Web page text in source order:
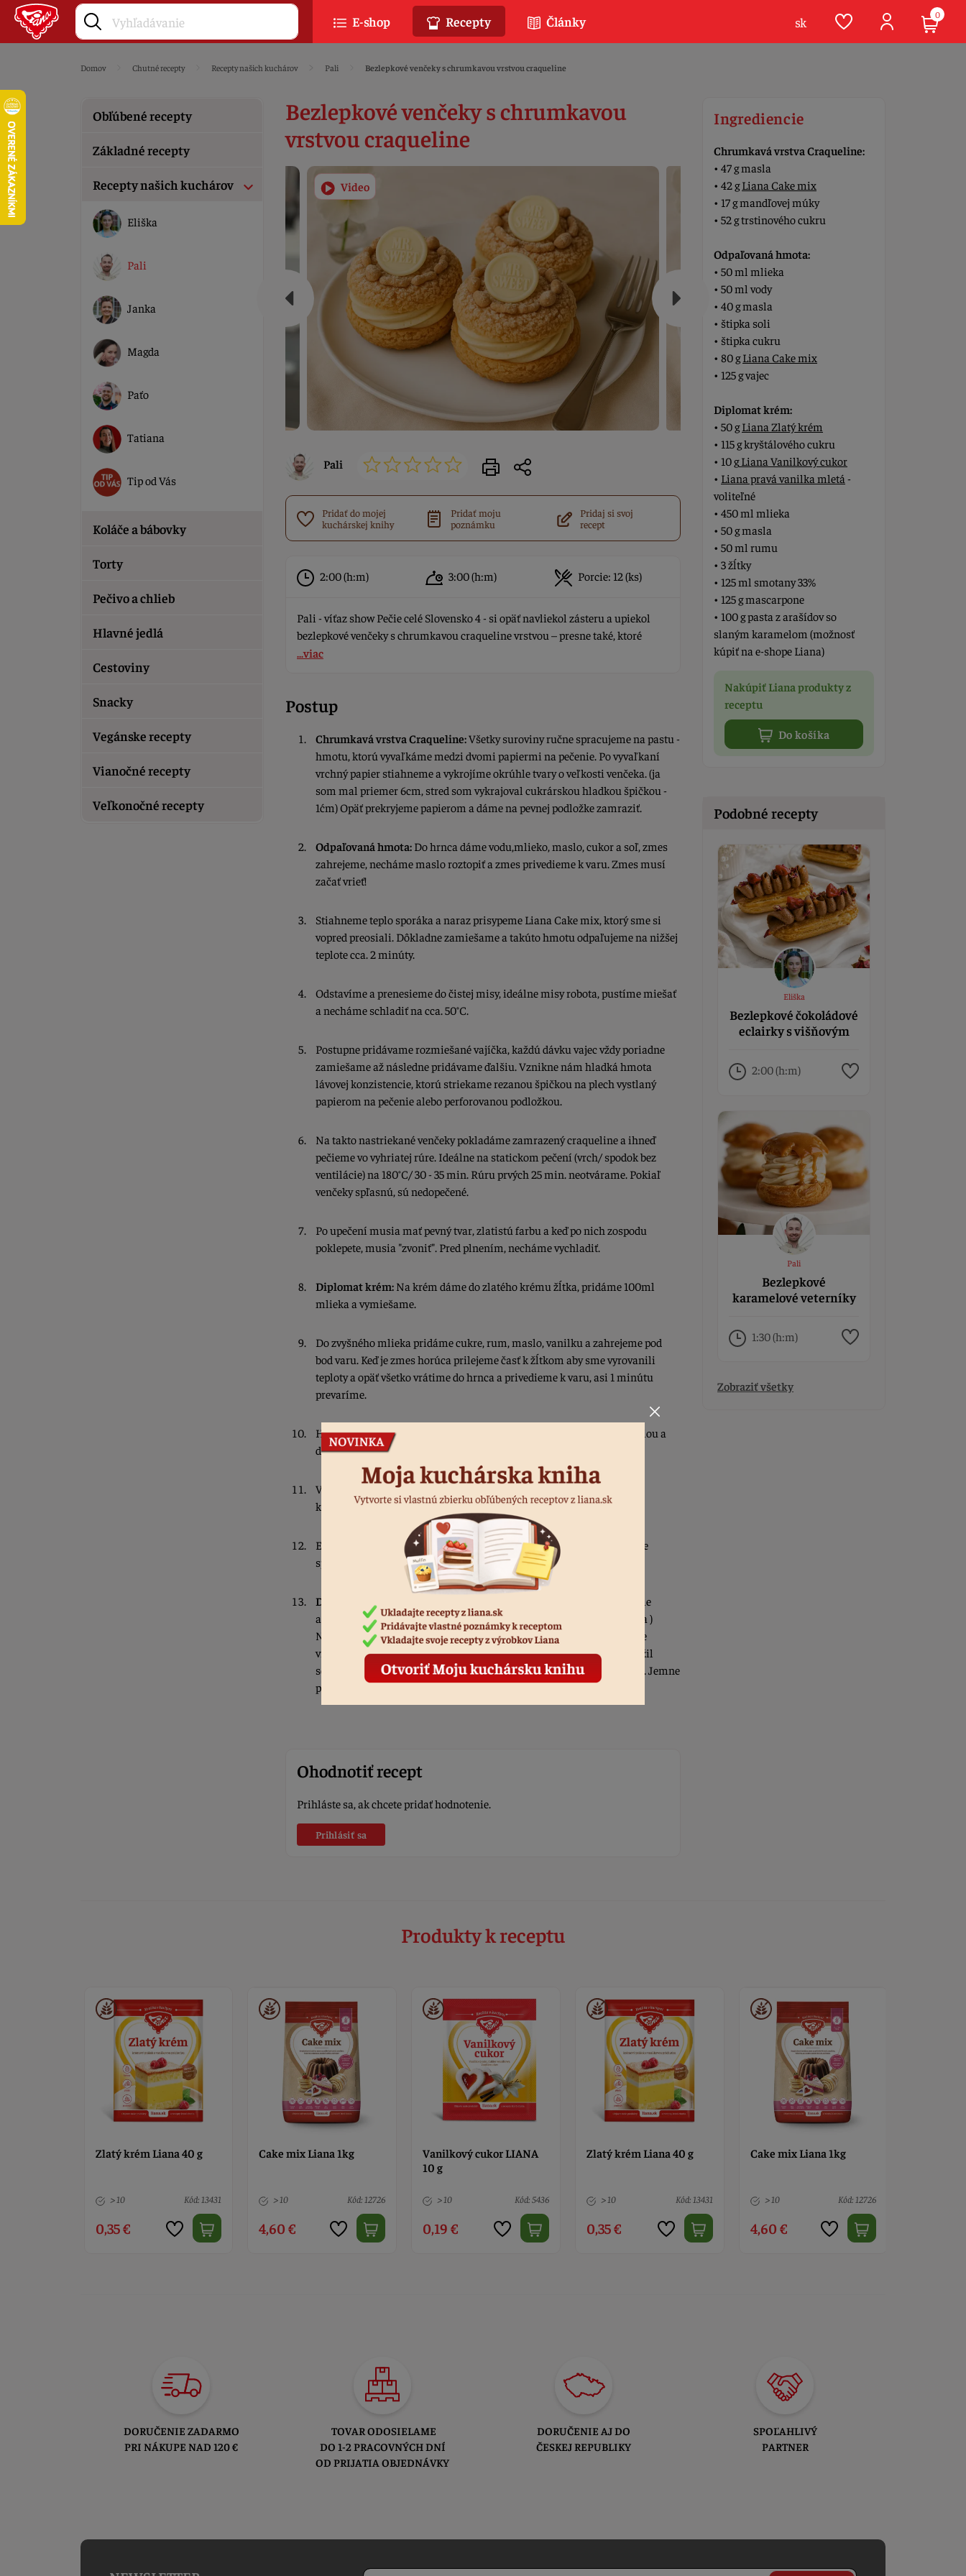
Domov Chutné recepty Recepty našich kuchárov Pali Bezlepkové venčeky s chrumkavou vrstvou craqueline
Obľúbené recepty
Základné recepty
Recepty našich kuchárov
Eliška
Pali
Janka
Magda
Paťo
Tatiana
Tip od Vás
Koláče a bábovky
Torty
Pečivo a chlieb
Hlavné jedlá
Cestoviny
Snacky
Vegánske recepty
Vianočné recepty
Veľkonočné recepty
Bezlepkové venčeky s chrumkavou
vrstvou craqueline
Video
Pali
Pridať do mojej
kuchárskej knihy
Pridať moju
poznámku
Pridaj si svoj
recept
2:00(h:m) 3:00(h:m) Porcie: 12 (ks)
Pali - víťaz show Pečie celé Slovensko 4 - si opäť navliekol zásteru a upiekol
bezlepkové venčeky s chrumkavou craqueline vrstvou – presne také, ktoré
...viac
Postup
Chrumkavá vrstva Craqueline:Všetky suroviny ručne spracujeme na pastu -
hmotu, ktorú vyvaľkáme medzi dvomi papiermi na pečenie. Po vyvaľkaní
vrchný papier stiahneme a vykrojíme okrúhle tvary o veľkosti venčeka. (ja
som mal priemer 6cm, stred som vykrajoval cukrárskou hladkou špičkou -
1ćm) Opäť prekryjeme papierom a dáme na pevnej podložke zamraziť.
Odpaľovaná hmota: Do hrnca dáme vodu,mlieko, maslo, cukor a soľ, zmes
zahrejeme, necháme maslo roztopiť a zmes privedieme k varu. Zmes musí
začať vrieť!
Stiahneme teplo sporáka a naraz prisypeme Liana Cake mix, ktorý sme si
vopred preosiali. Dôkladne zamiešame a takúto hmotu odpaľujeme na nižšej
teplote cca. 2 minúty.
Odstavíme a prenesieme do čistej misy, ideálne misy robota, pustíme miešať
a necháme schladiť na cca. 50°C.
Postupne pridávame rozmiešané vajíčka, každú dávku vajec vždy poriadne
zamiešame až následne pridávame ďalšiu. Vznikne nám hladká hmota
lávovej konzistencie, ktorú striekame rezanou špičkou na plech vystlaný
papierom na pečenie alebo perforovanou podložkou.
Na takto nastriekané venčeky pokladáme zamrazený craqueline a ihneď
pečieme vo vyhriatej rúre. Ideálne na statickom pečení (vrch/ spodok bez
ventilácie) na 180°C/ 30 - 35 min. Rúru prvých 25 min. neotvárame. Pokiaľ
venčeky spľasnú, sú nedopečené.
Po upečení musia mať pevný tvar, zlatistú farbu a keď po nich zospodu
poklepete, musia "zvoniť". Pred plnením, necháme vychladiť.
Diplomat krém: Na krém dáme do zlatého krému žĺtka, pridáme 100ml
mlieka a vymiešame.
Do zvyšného mlieka pridáme cukre, rum, maslo, vanilku a zahrejeme pod
bod varu. Keď je zmes horúca prilejeme časť k žĺtkom aby sme vyrovanili
teploty a opäť všetko vrátime do hrnca a privedieme k varu, asi 1 minútu
prevaríme.
Hotový krém prenesieme do čistej nádoby, prikryjeme na kontakt s fóliou a
dáme vychladiť.
Vychladený krém premixujeme mixérom aby sme dosiahli hladkú
konzistenciu.
Extra vyšľaháme smotanu s mascarpone na pevný krém a už len ručne
spojíme stierkou so žĺtkovým krémom.
Dokončenie:
Venček rozrežeme na polovice, na spodnú časť nanesieme
arašídový krém so slaným karamelom (môžete kúpiť na e-shope Liana )
Nanesieme 2 vrstvy krému pomocou cukrárskeho vrecka a priklopíme
vrchom venčeka. Zdobíme opať arašídovým krémom. Ja som tiež použil
solené arašidy a slaný karamel drť (taktiež zakúpite na e-shope Liana). Jemne
poprášíme práškovým cukrom a môžeme sa do nich pustiť!
Ohodnotiť recept
Prihláste sa, ak chcete pridať hodnotenie.
Prihlásiť sa
Ingrediencie
Chrumkavá vrstva Craqueline:
• 47 g masla
• 42 gLiana Cake mix
• 17 g mandľovej múky
• 52 g trstinového cukru
Odpaľovaná hmota:
• 50 ml mlieka
• 50 ml vody
• 40 g masla
• štipka soli
• štipka cukru
• 80 gLiana Cake mix
• 125 g vajec
Diplomat krém:
• 50 gLiana Zlatý krém
• 115 g kryštálového cukru
• 10 gLiana Vanilkový cukor
• Liana pravá vanilka mletá -
voliteľné
• 450 ml mlieka
• 50 g masla
• 50 ml rumu
• 3 žĺtky
• 125 ml smotany 33%
• 125 g mascarpone
• 100 g pasta z arašídov so
slaným karamelom (možnosť
kúpiť na e-shope Liana)
Nakúpiť Liana produkty z
receptu
Do košíka
Podobné recepty
Eliška
Bezlepkové čokoládové
eclairky s višňovým
2:00 (h:m)
Pali
Bezlepkové
karamelové veterníky
1:30 (h:m)
Zobraziť všetky
Produkty k receptu
Zlatý krém Liana 40 g
> 10 Kód: 13431
0,35 €
Cake mix Liana 1kg
> 10 Kód: 12726
4,60 €
Vanilkový cukor LIANA
10 g
> 10 Kód: 5436
0,19 €
Zlatý krém Liana 40 g
> 10 Kód: 13431
0,35 €
Cake mix Liana 1kg
> 10 Kód: 12726
4,60 €
DORUČENIE ZADARMO
PRI NÁKUPE NAD 120 €
TOVAR ODOSIELAME
DO 1-2 PRACOVNÝCH DNÍ
OD PRIJATIA OBJEDNÁVKY
DORUČENIE AJ DO
ČESKEJ REPUBLIKY
SPOĽAHLIVÝ
PARTNER
E-shop Recepty Články sk 0